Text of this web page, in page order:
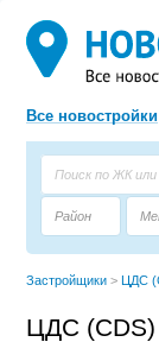
Все новостройки
Район
Застройщики > ЦДС
ЦДС